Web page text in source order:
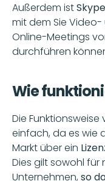
Außerdem ist
mit dem Sie
Online-Meetings
durchführen
Wie
Die
einfach, da es wie
Markt über ein
Dies gilt sowohl für
Unternehmen, so